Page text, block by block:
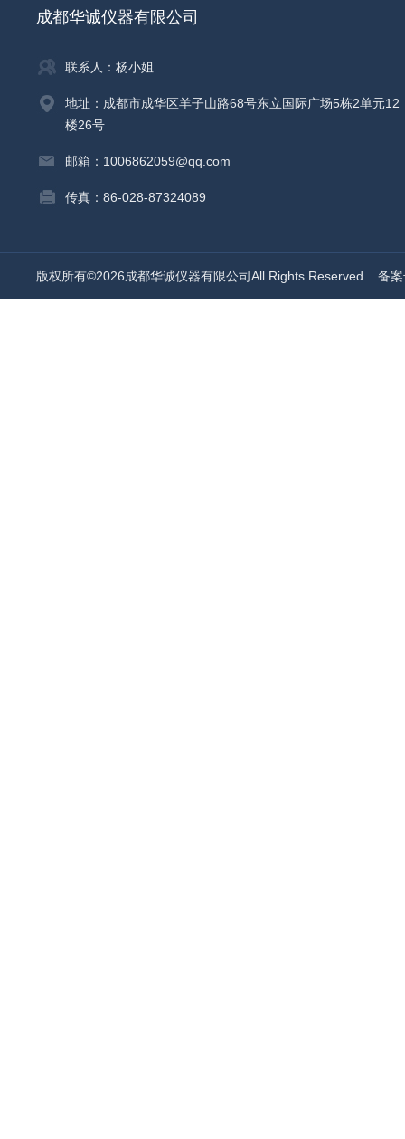
成都华诚仪器有限公司
联系人：杨小姐
地址：成都市成华区羊子山路68号东立国际广场5栋2单元12
楼26号
邮箱：1006862059@qq.com
传真：86-028-87324089
版权所有©2026成都华诚仪器有限公司All Rights Reserved 备